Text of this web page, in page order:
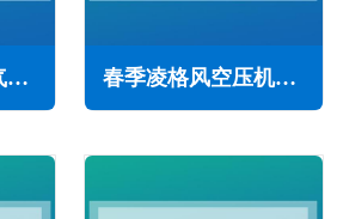
凌格风空压机排气压力过低怎么办(常见原因与解决方法) 春季凌格风空压机保养指南(防止不必要的停机)